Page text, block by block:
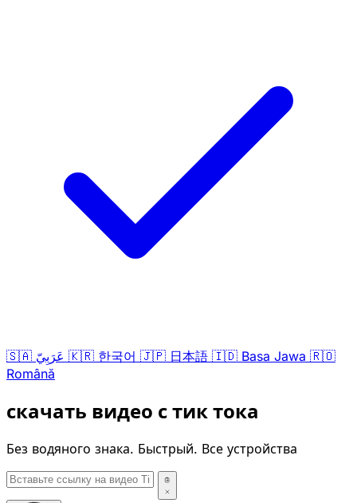
🇸🇦 عَرَبِيّ 🇰🇷 한국어 🇯🇵 日本語 🇮🇩 Basa Jawa 🇷🇴
Română
скачать видео с тик тока
Без водяного знака. Быстрый. Все устройства